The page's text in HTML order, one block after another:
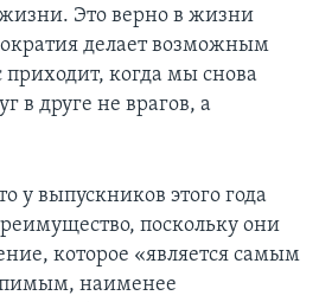
Это верно в жизни
делает возможным
приходит, когда мы снова
в друге не врагов, а
у выпускников этого года
поскольку они
которое «является самым
наименее